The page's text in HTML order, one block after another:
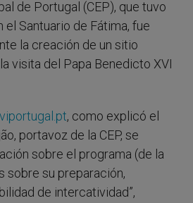
de Portugal (CEP), que tuvo
el Santuario de Fátima, fue
la creación de un sitio
visita del Papa Benedicto XVI
, como explicó el
portavoz de la CEP, se
sobre el programa (de la
sobre su preparación,
de intercatividad”,